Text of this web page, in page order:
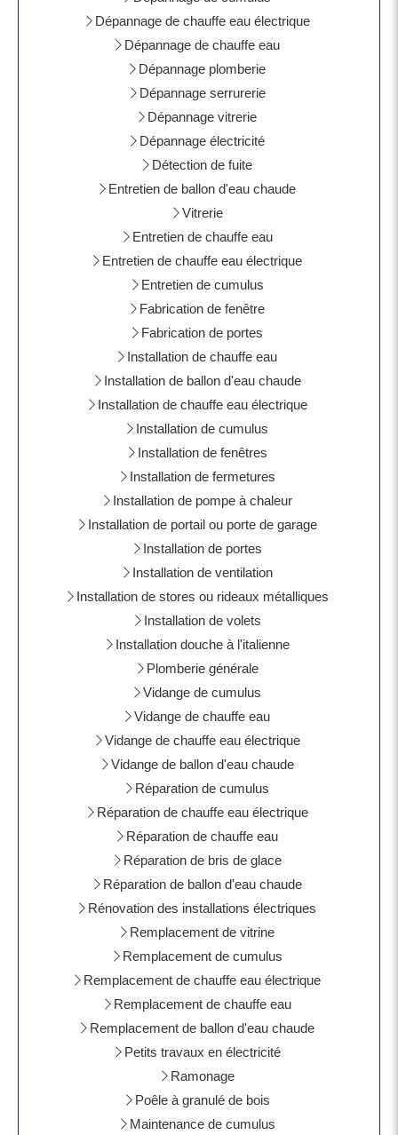
Dépannage de chauffe eau électrique
Dépannage de chauffe eau
Dépannage plomberie
Dépannage serrurerie
Dépannage vitrerie
Dépannage électricité
Détection de fuite
Entretien de ballon d'eau chaude
Vitrerie
Entretien de chauffe eau
Entretien de chauffe eau électrique
Entretien de cumulus
Fabrication de fenêtre
Fabrication de portes
Installation de chauffe eau
Installation de ballon d'eau chaude
Installation de chauffe eau électrique
Installation de cumulus
Installation de fenêtres
Installation de fermetures
Installation de pompe à chaleur
Installation de portail ou porte de garage
Installation de portes
Installation de ventilation
Installation de stores ou rideaux métalliques
Installation de volets
Installation douche à l'italienne
Plomberie générale
Vidange de cumulus
Vidange de chauffe eau
Vidange de chauffe eau électrique
Vidange de ballon d'eau chaude
Réparation de cumulus
Réparation de chauffe eau électrique
Réparation de chauffe eau
Réparation de bris de glace
Réparation de ballon d'eau chaude
Rénovation des installations électriques
Remplacement de vitrine
Remplacement de cumulus
Remplacement de chauffe eau électrique
Remplacement de chauffe eau
Remplacement de ballon d'eau chaude
Petits travaux en électricité
Ramonage
Poêle à granulé de bois
Maintenance de cumulus